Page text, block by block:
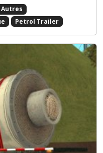
Autres
Petrol Trailer